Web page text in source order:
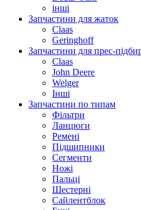
інші
Запчастини для жаток
Claas
Geringhoff
Запчастини для прес-
Claas
John Deere
Welger
Інші
Запчастини по типам
Фільтри
Ланцюги
Ремені
Підшипники
Сегменти
Ножі
Пальці
Шестерні
Сайлентблок